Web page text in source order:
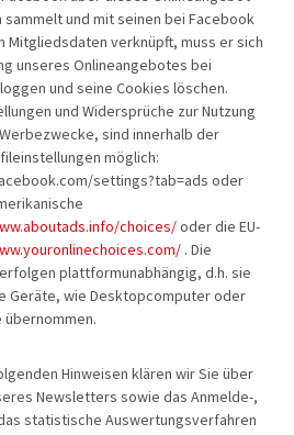
sammelt und mit seinen bei Facebook
Mitgliedsdaten verknüpft, muss er sich
unseres Onlineangebotes bei
und seine Cookies löschen.
und Widersprüche zur Nutzung
sind innerhalb der
möglich:
settings?tab=ads oder
choices/oder die EU-
. Die
plattformunabhängig, d.h. sie
Geräte, wie Desktopcomputer oder
Hinweisen klären wir Sie über
Newsletters sowie das Anmelde-,
statistische Auswertungsverfahren